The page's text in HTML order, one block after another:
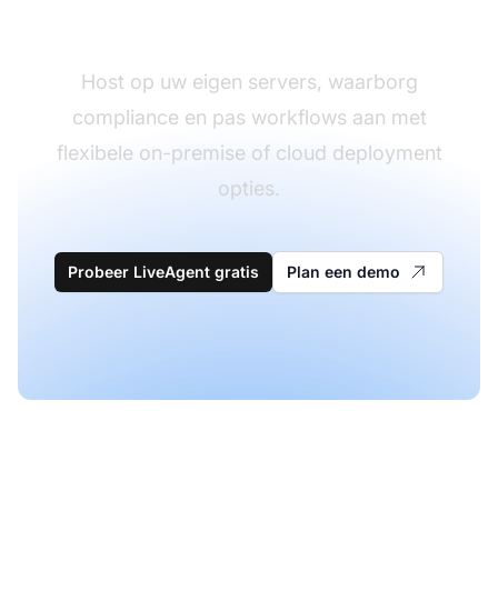
Host op uw eigen servers, waarborg
compliance en pas workflows aan met
flexibele on-premise of cloud deployment
opties.
Probeer LiveAgent gratis Plan een demo